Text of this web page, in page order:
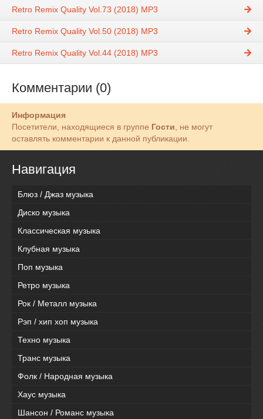
Retro Remix Quality Vol.73 (2018) MP3
Retro Remix Quality Vol.50 (2018) MP3
Retro Remix Quality Vol.44 (2018) MP3
Комментарии (0)
Информация
Посетители, находящиеся в группе Гости, не могут
оставлять комментарии к данной публикации.
Навигация
Блюз / Джаз музыка
Диско музыка
Классическая музыка
Клубная музыка
Поп музыка
Ретро музыка
Рок / Металл музыка
Рэп / хип хоп музыка
Техно музыка
Транс музыка
Фолк / Народная музыка
Хаус музыка
Шансон / Романс музыка